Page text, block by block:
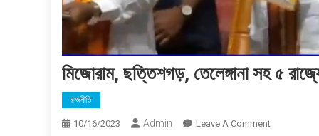
মিজোরাম, ছত্তিশগড়, তেলেঙ্গানা সহ ৫
রাজনীতি
10/16/2023 Admin Leave A CommentOn